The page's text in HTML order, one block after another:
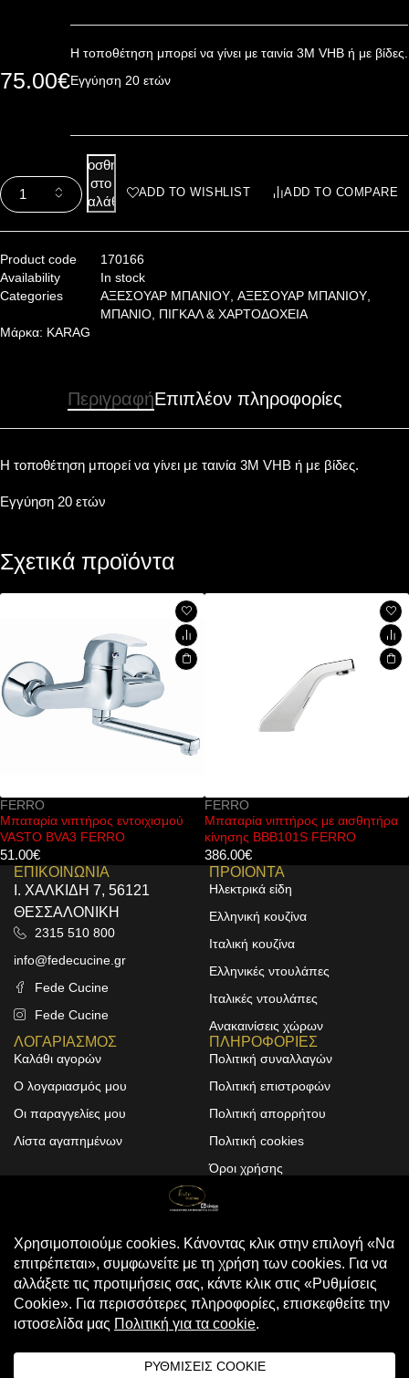
75.00€
Η τοποθέτηση μπορεί να γίνει με ταινία 3Μ VHB ή με βίδες.
Εγγύηση 20 ετών
Προσθήκη
στο
καλάθι
ADD TO WISHLIST ADD TO COMPARE
Product code
170166
Availability
In stock
Categories
ΑΞΕΣΟΥΑΡ ΜΠΑΝΙΟΥ, ΑΞΕΣΟΥΑΡ ΜΠΑΝΙΟΥ,
ΜΠΑΝΙΟ, ΠΙΓΚΑΛ & ΧΑΡΤΟΔΟΧΕΙΑ
Μάρκα: KARAG
ΠεριγραφήΕπιπλέον πληροφορίες
Η τοποθέτηση μπορεί να γίνει με ταινία 3Μ VHB ή με βίδες.
Εγγύηση 20 ετών
Σχετικά προϊόντα
Μπαταρία νιπτήρος με αισθητήρα
κίνησης BBB101S FERRO
Μπαταρία
FERRO
ΕΠΙΚΟΙΝΩΝΙΑ
Ι. ΧΑΛΚΙΔΗ 7, 56121
ΘΕΣΣΑΛΟΝΙΚΗ
2315 510 800
info@fedecucine.gr
Fede Cucine
Fede Cucine
ΠΡΟΙΟΝΤΑ
Ηλεκτρικά είδη
Ελληνική κουζίνα
Ιταλική κουζίνα
Ελληνικές ντουλάπες
Ιταλικές ντουλάπες
Ανακαινίσεις χώρων
ΛΟΓΑΡΙΑΣΜΟΣ
Καλάθι αγορών
Ο λογαριασμός μου
Οι παραγγελίες μου
Λίστα αγαπημένων
ΠΛΗΡΟΦΟΡΙΕΣ
Πολιτική συναλλαγών
Πολιτική επιστροφών
Πολιτική απορρήτου
Πολιτική cookies
Όροι χρήσης
© 2025 FEDE CUCINE
. All Rights
Reserved
Design & Development by
ALPHA DESIGNERS
Compare (0)